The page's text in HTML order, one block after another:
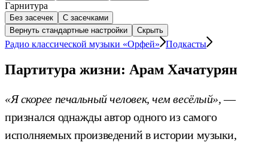
Гарнитура
Без засечек
С засечками
Вернуть стандартные настройки
Скрыть
Радио классической музыки «Орфей» Подкасты
Партитура жизни: Арам Хачатурян
«Я скорее печальный человек, чем весёлый»,—
признался однажды автор одного из самого
исполняемых произведений в истории музыки,